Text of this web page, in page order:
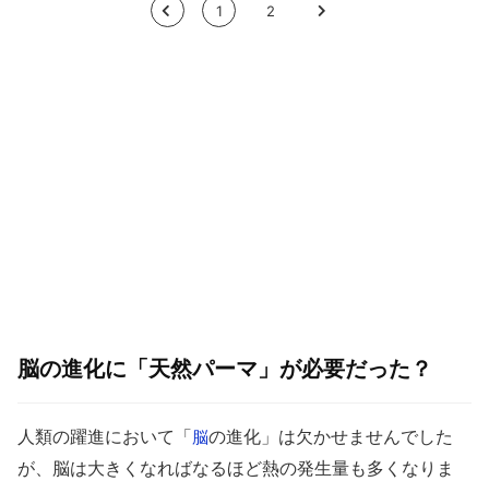
< 1 2 >
脳の進化に「天然パーマ」が必要だった？
人類の躍進において「脳の進化」は欠かせませんでした
が、脳は大きくなればなるほど熱の発生量も多くなりま